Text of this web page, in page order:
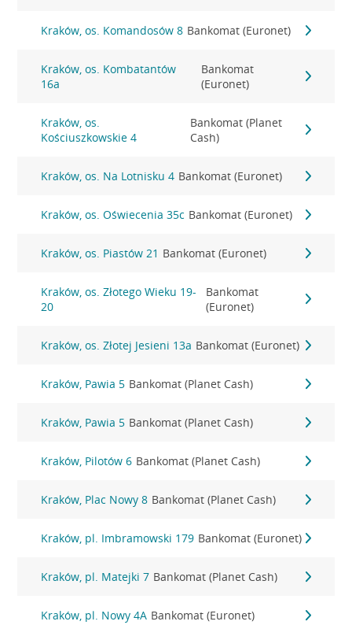
Kraków, os. Komandosów 8 Bankomat (Euronet)
Kraków, os. Kombatantów
16a
Bankomat
(Euronet)
Kraków, os.
Kościuszkowskie 4
Bankomat (Planet
Cash)
Kraków, os. Na Lotnisku 4 Bankomat (Euronet)
Kraków, os. Oświecenia 35c Bankomat (Euronet)
Kraków, os. Piastów 21 Bankomat (Euronet)
Kraków, os. Złotego Wieku 19-
20
Bankomat
(Euronet)
Kraków, os. Złotej Jesieni 13a Bankomat (Euronet)
Kraków, Pawia 5 Bankomat (Planet Cash)
Kraków, Pawia 5 Bankomat (Planet Cash)
Kraków, Pilotów 6 Bankomat (Planet Cash)
Kraków, Plac Nowy 8 Bankomat (Planet Cash)
Kraków, pl. Imbramowski 179 Bankomat (Euronet)
Kraków, pl. Matejki 7 Bankomat (Planet Cash)
Kraków, pl. Nowy 4A Bankomat (Euronet)